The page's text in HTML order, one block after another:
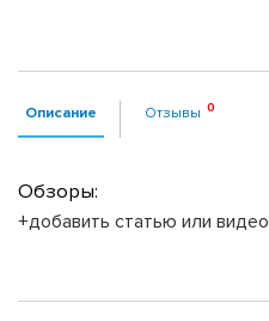
Описание Отзывы
Обзоры:
+добавить статью или видео